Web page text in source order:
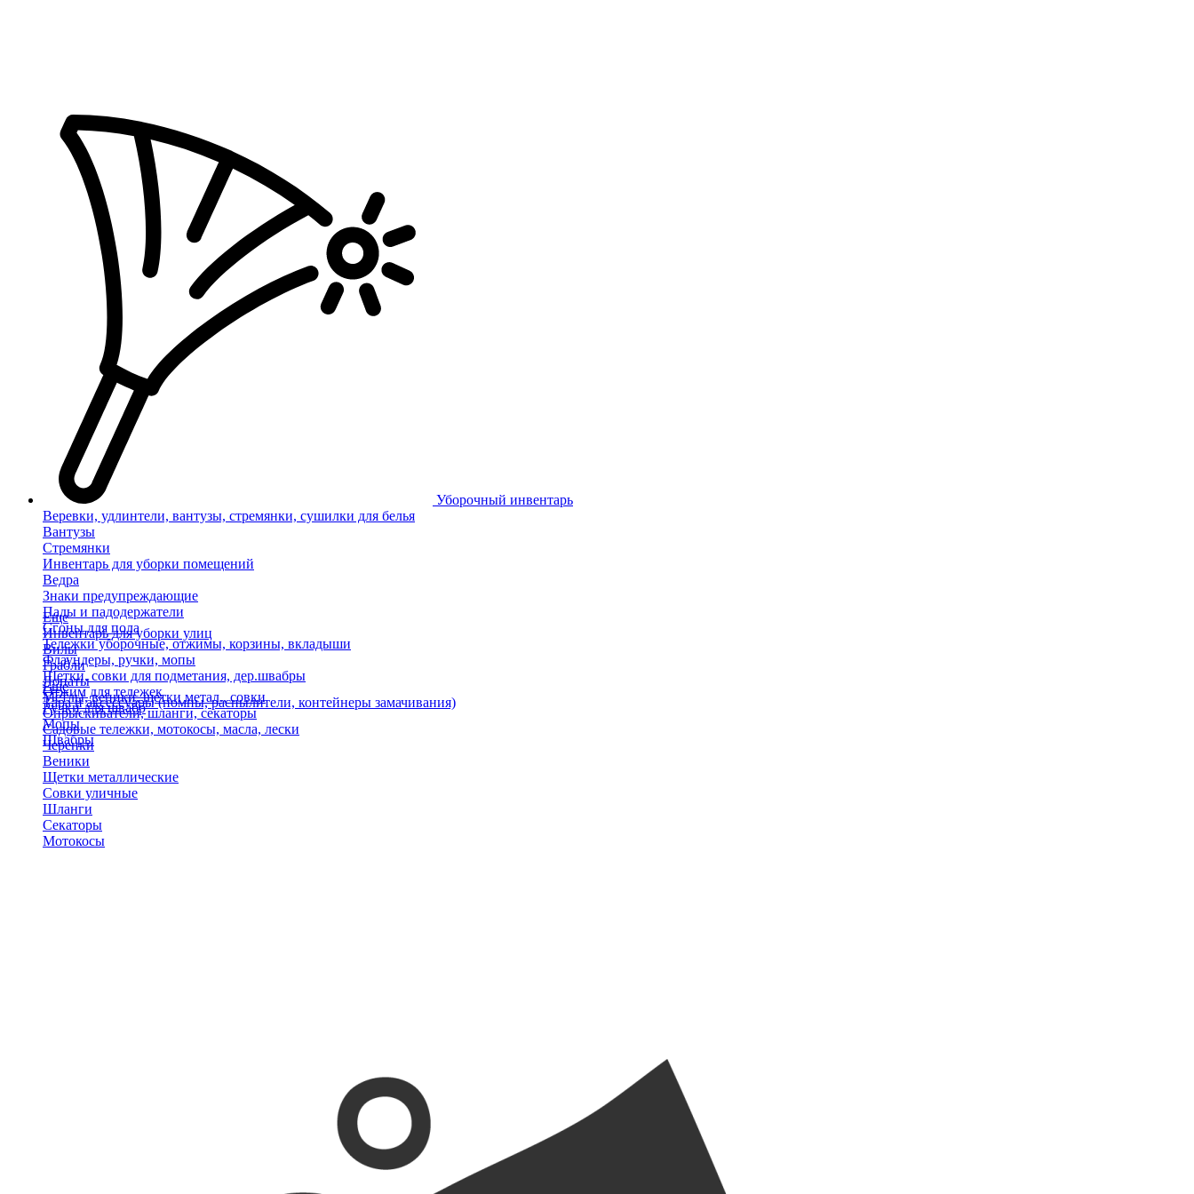
Уборочный инвентарь
Веревки, удлинтели, вантузы, стремянки, сушилки для белья
Вантузы
Стремянки
Инвентарь для уборки помещений
Ведра
Знаки предупреждающие
Пады и падодержатели
Сгоны для пола
Тележки уборочные, отжимы, корзины, вкладыши
Флаундеры, ручки, мопы
Щетки, совки для подметания, дер.швабры
Отжим для тележек
Ручки для швабр
Мопы
Швабры
Еще
Инвентарь для уборки улиц
Вилы
Грабли
Лопаты
Метлы, веники, щетки метал., совки
Опрыскиватели, шланги, секаторы
Садовые тележки, мотокосы, масла, лески
Черенки
Веники
Щетки металлические
Совки уличные
Шланги
Секаторы
Мотокосы
Еще
Тара и аксессуары (помпы, распылители, контейнеры замачивания)